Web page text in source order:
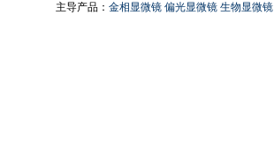
主导产品： 金相显微镜 偏光显微镜 生物显微镜